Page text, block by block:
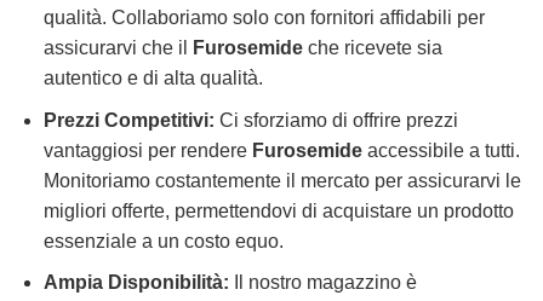
qualità. Collaboriamo solo con fornitori affidabili per
assicurarvi che il
Furosemideche ricevete sia
autentico e di alta qualità.
Prezzi Competitivi: Ci sforziamo di offrire prezzi
vantaggiosi per rendere Furosemideaccessibile a tutti.
Monitoriamo costantemente il mercato per assicurarvi le
migliori offerte, permettendovi di acquistare un prodotto
essenziale a un costo equo.
Ampia Disponibilità: Il nostro magazzino è